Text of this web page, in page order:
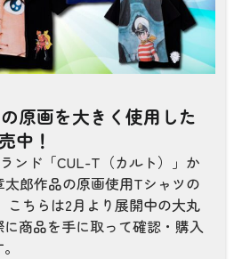
原画を大きく使用した
中！
ンド「CUL-T（カルト）」か
太郎作品の原画使用Tシャツの
こちらは2月より展開中の大丸
商品を手に取って確認・購入